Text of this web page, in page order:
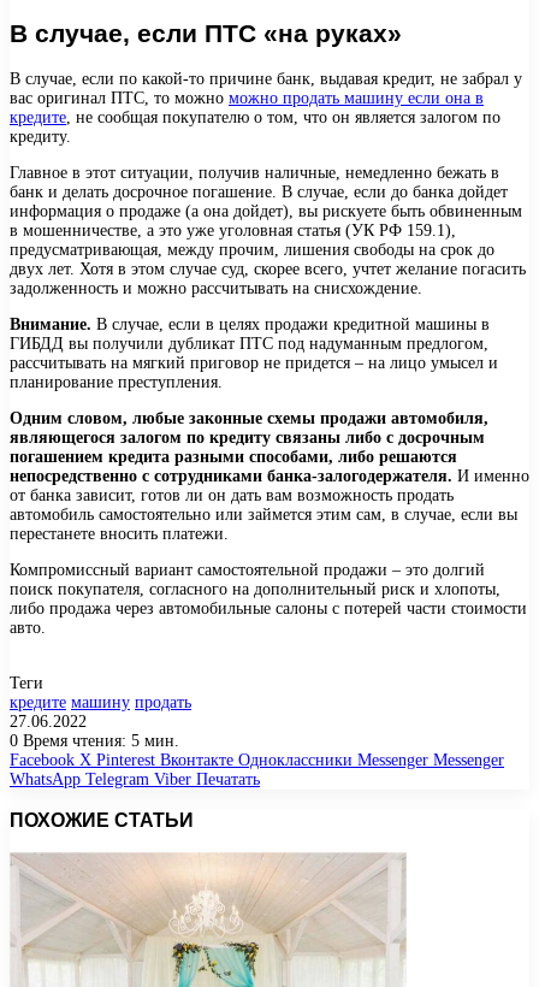
В случае, если ПТС «на руках»
В случае, если по какой-то причине банк, выдавая кредит, не забрал у
вас оригинал ПТС, то можно можно продать машину если она в
кредите , не сообщая покупателю о том, что он является залогом по
кредиту.
Главное в этот ситуации, получив наличные, немедленно бежать в
банк и делать досрочное погашение. В случае, если до банка дойдет
информация о продаже (а она дойдет), вы рискуете быть обвиненным
в мошенничестве, а это уже уголовная статья (УК РФ 159.1),
предусматривающая, между прочим, лишения свободы на срок до
двух лет. Хотя в этом случае суд, скорее всего, учтет желание погасить
задолженность и можно рассчитывать на снисхождение.
Внимание. В случае, если в целях продажи кредитной машины в
ГИБДД вы получили дубликат ПТС под надуманным предлогом,
рассчитывать на мягкий приговор не придется – на лицо умысел и
планирование преступления.
Одним словом, любые законные схемы продажи автомобиля,
являющегося залогом по кредиту связаны либо с досрочным
погашением кредита разными способами, либо решаются
непосредственно с сотрудниками банка-залогодержателя. И именно
от банка зависит, готов ли он дать вам возможность продать
автомобиль самостоятельно или займется этим сам, в случае, если вы
перестанете вносить платежи.
Компромиссный вариант самостоятельной продажи – это долгий
поиск покупателя, согласного на дополнительный риск и хлопоты,
либо продажа через автомобильные салоны с потерей части стоимости
авто.
Теги
кредите машину продать
27.06.2022
0 Время чтения: 5 мин.
Facebook X Pinterest Вконтакте Одноклассники Messenger Messenger
WhatsApp Telegram Viber Печатать
ПОХОЖИЕ СТАТЬИ